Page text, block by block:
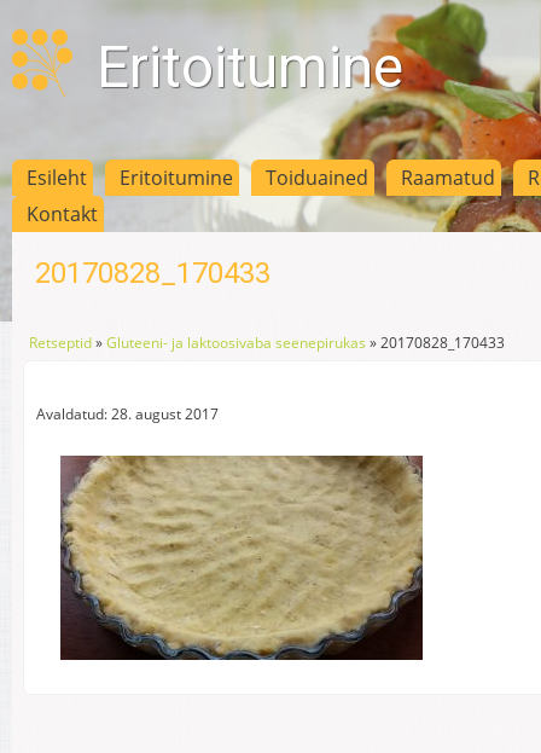
Eritoitumine
Esileht Eritoitumine Toiduained Raamatud
Kontakt
20170828_170433
Retseptid»Gluteeni- ja laktoosivaba seenepirukas »20170828_170433
Avaldatud: 28. august 2017